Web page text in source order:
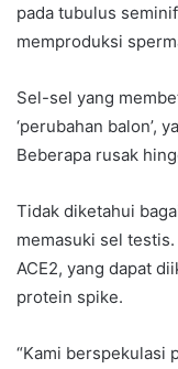
pada tubulus
memproduksi
Sel-sel yang
‘perubahan balon’,
Beberapa rusak
Tidak diketahui
memasuki sel
ACE2, yang dapat
protein spike.
“Kami berspekulasi